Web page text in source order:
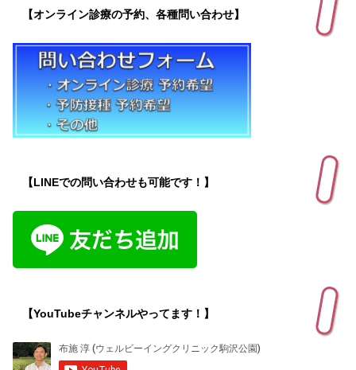
【オンライン診療の予約、各種問い合わせ】
【LINEでの問い合わせも可能です！】
【YouTubeチャンネルやってます！】